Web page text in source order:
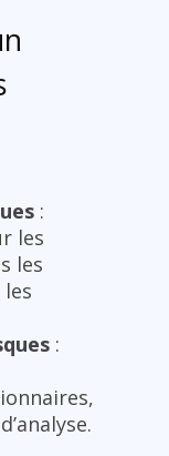
:
les
les
: